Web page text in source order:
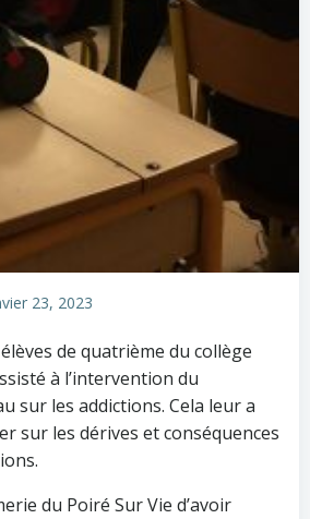
23, 2023
de quatrième du collège
à l’intervention du
sur les addictions. Cela leur a
sur les dérives et conséquences
du Poiré Sur Vie d’avoir